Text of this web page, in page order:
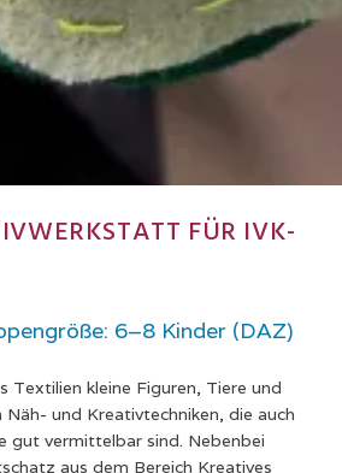
FÜR IVK-
6–8 Kinder (DAZ)
Textilien kleine Figuren, Tiere und
und Kreativtechniken, die auch
gut vermittelbar sind. Nebenbei
aus dem Bereich Kreatives